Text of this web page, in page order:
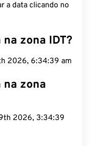
a data clicando no
zona IDT?
2026, 6:34:40 am
na zona
2026, 3:34:40